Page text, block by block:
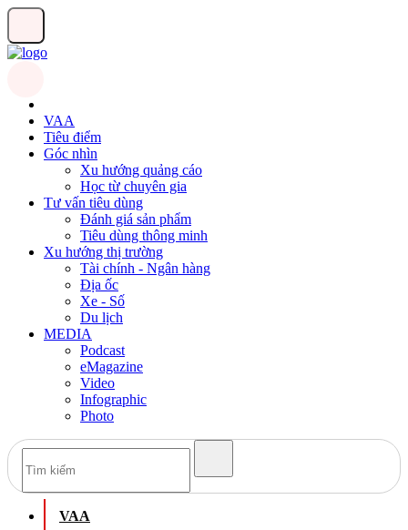
VAA
Tiêu điểm
Góc nhìn
Xu hướng quảng cáo
Học từ chuyên gia
Tư vấn tiêu dùng
Đánh giá sản phẩm
Tiêu dùng thông minh
Xu hướng thị trường
Tài chính - Ngân hàng
Địa ốc
Xe - Số
Du lịch
MEDIA
Podcast
eMagazine
Video
Infographic
Photo
VAA